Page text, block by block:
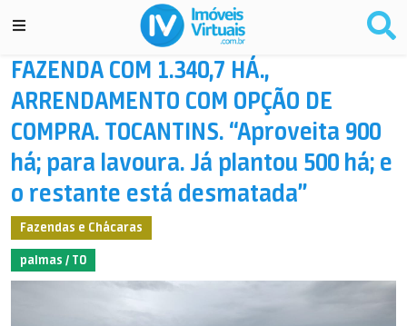
FAZENDA COM 1.340,7 HÁ.,
ARRENDAMENTO COM OPÇÃO DE
COMPRA. TOCANTINS. “Aproveita 900
há; para lavoura. Já plantou 500 há; e
o restante está desmatada”
Fazendas e Chácaras
palmas / TO